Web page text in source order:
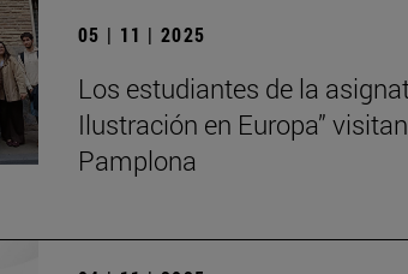
05 | 11 | 2025
Los estudiantes de la
Ilustración en Europa”
Pamplona